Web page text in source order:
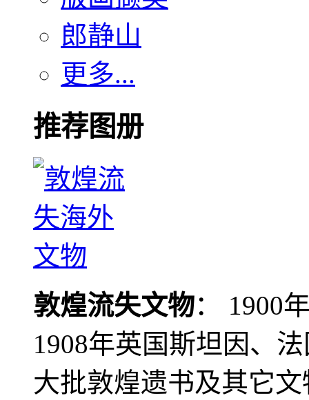
郎静山
更多...
推荐图册
敦煌流失文物： 1900
1908年英国斯坦因、
大批敦煌遗书及其它